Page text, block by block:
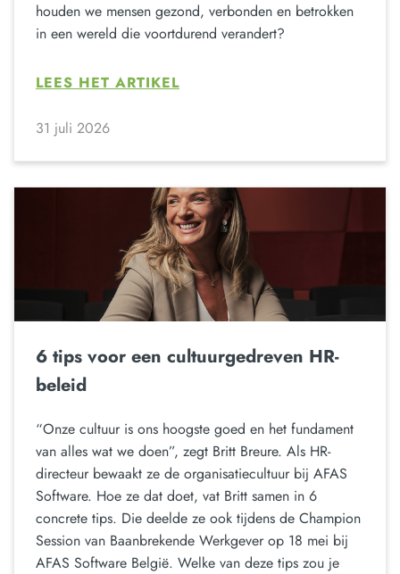
houden we mensen gezond, verbonden en betrokken
in een wereld die voortdurend verandert?
LEES HET ARTIKEL
31 juli 2026
6 tips voor een cultuurgedreven HR-
beleid
“Onze cultuur is ons hoogste goed en het fundament
van alles wat we doen”, zegt Britt Breure. Als HR-
directeur bewaakt ze de organisatiecultuur bij AFAS
Software. Hoe ze dat doet, vat Britt samen in 6
concrete tips. Die deelde ze ook tijdens de Champion
Session van Baanbrekende Werkgever op 18 mei bij
AFAS Software België. Welke van deze tips zou je